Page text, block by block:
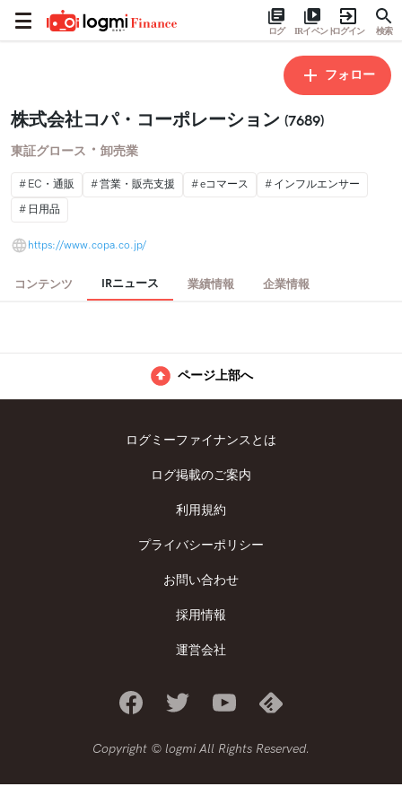
ログ IRイベントログイン 検索
フォロー
株式会社コパ・コーポレーション (7689)
東証グロース ・ 卸売業
EC・通販 営業・販売支援 eコマース
インフルエンサー
日用品
https://www.copa.co.jp/
コンテンツ IRニュース 業績情報 企業情報
ページ上部へ
ログミーファイナンスとは
ログ掲載のご案内
利用規約
プライバシーポリシー
お問い合わせ
採用情報
運営会社
Copyright © logmi All Rights Reserved.